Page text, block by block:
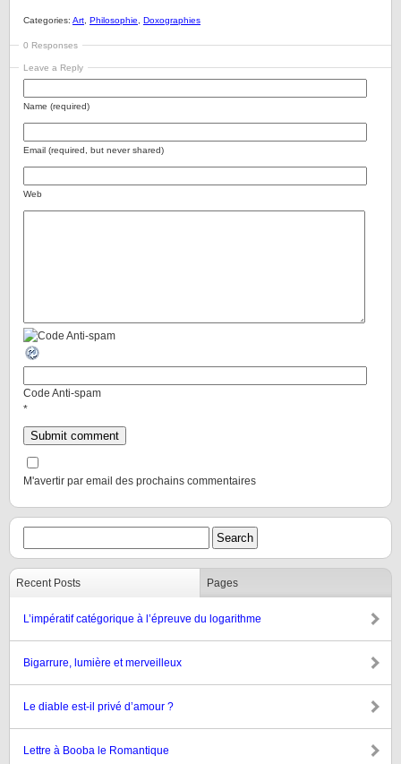
Categories: Art Philosophie Doxographies
0 Responses
Leave a Reply
Name (required)
Email (required, but never shared)
Web
Code Anti-spam
*
M'avertir par email des prochains commentaires
Recent Posts Pages
L’impératif catégorique à l’épreuve du logarithme
Bigarrure, lumière et merveilleux
Le diable est-il privé d’amour ?
Lettre à Booba le Romantique